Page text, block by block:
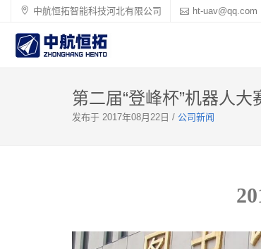
中航恒拓智能科技河北有限公司 ht-uav@qq.com
第二届“登峰杯”机器人
发布于 2017年08月22日 / 公司新闻